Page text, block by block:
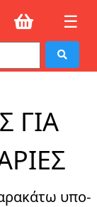
ΚΑΙ
☰
ΓΙΑ
υπο-